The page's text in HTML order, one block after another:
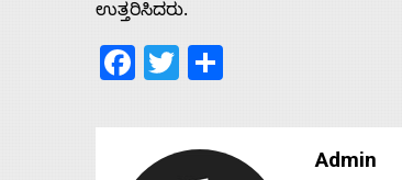
ಉತ್ತರಿಸಿದರು.
Facebook
Twitter
Admin